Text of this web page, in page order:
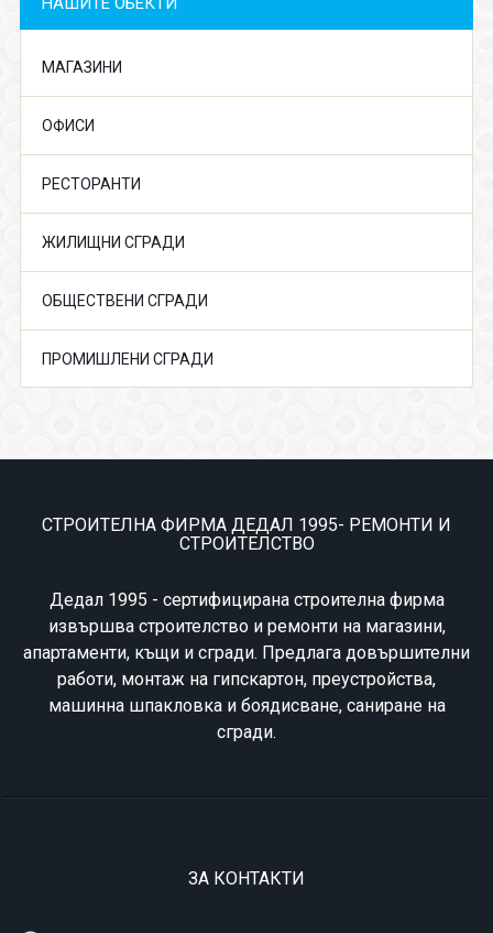
МАГАЗИНИ
ОФИСИ
РЕСТОРАНТИ
ЖИЛИЩНИ СГРАДИ
ОБЩЕСТВЕНИ СГРАДИ
ПРОМИШЛЕНИ СГРАДИ
СТРОИТЕЛНА ФИРМА ДЕДАЛ 1995- РЕМОНТИ И
СТРОИТЕЛСТВО
Дедал 1995 - сертифицирана строителна фирма
извършва строителство и ремонти на магазини,
апартаменти, къщи и сгради. Предлага довършителни
работи, монтаж на гипскартон, преустройства,
машинна шпакловка и боядисване, саниране на
сгради.
ЗА КОНТАКТИ